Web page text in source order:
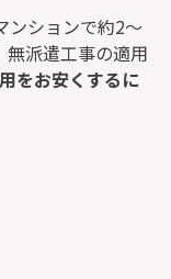
ンションで約2～
派遣工事の適用
をお安くするに